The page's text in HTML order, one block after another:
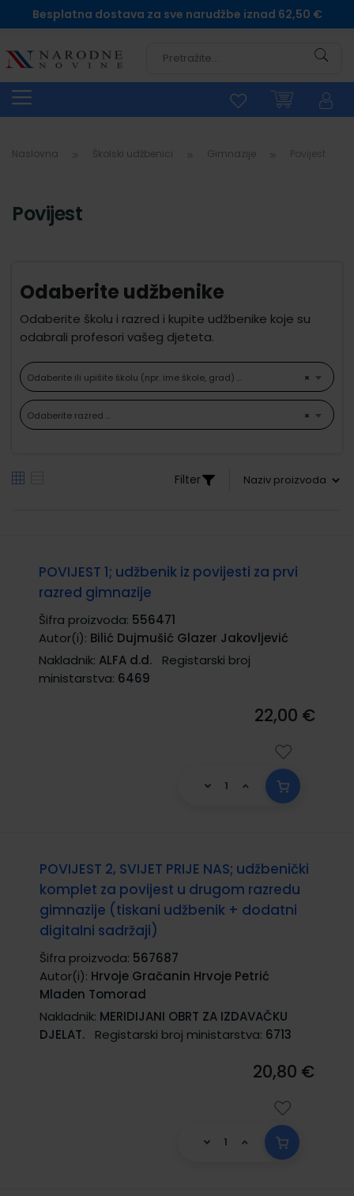
Besplatna dostava za sve narudžbe iznad 62,50 €
Naslovna Školski udžbenici Gimnazije
Povijest
Odaberite udžbenike
Odaberite školu i razred i kupite udžbenike koje su
odabrali profesori vašeg djeteta.
×
Odaberite ili upišite školu (npr. ime škole, grad) ...
×
Odaberite razred ...
Filter
POVIJEST 1; udžbenik iz povijesti za prvi
razred gimnazije
Šifra proizvoda: 556471
Autor(i): Bilić Dujmušić Glazer Jakovljević
Nakladnik: ALFA d.d.
Registarski broj
ministarstva: 6469
22,00 €
POVIJEST 2, SVIJET PRIJE NAS; udžbenički
komplet za povijest u drugom razredu
gimnazije (tiskani udžbenik + dodatni
digitalni sadržaji)
Šifra proizvoda: 567687
Autor(i): Hrvoje Gračanin Hrvoje Petrić
Mladen Tomorad
Nakladnik: MERIDIJANI OBRT ZA IZDAVAČKU
DJELAT.
Registarski broj ministarstva: 6713
20,80 €